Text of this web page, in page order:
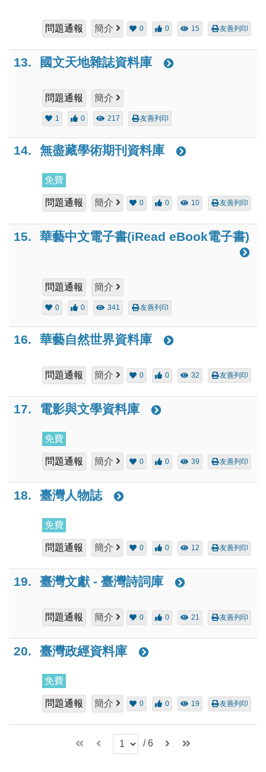
問題通報 簡介 0 0 15 友善列印
13. 國文天地雜誌資料庫
問題通報 簡介
1 0 217 友善列印
14. 無盡藏學術期刊資料庫
免費
問題通報 簡介 0 0 10 友善列印
15. 華藝中文電子書(iRead eBook電子書)
問題通報 簡介
0 0 341 友善列印
16. 華藝自然世界資料庫
問題通報 簡介 0 0 32 友善列印
17. 電影與文學資料庫
免費
問題通報 簡介 0 0 39 友善列印
18. 臺灣人物誌
免費
問題通報 簡介 0 0 12 友善列印
19. 臺灣文獻 - 臺灣詩詞庫
問題通報 簡介 0 0 21 友善列印
20. 臺灣政經資料庫
免費
問題通報 簡介 0 0 19 友善列印
/ 6